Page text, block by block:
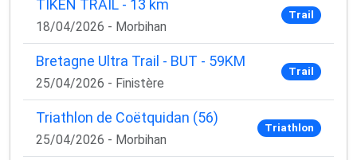
TIKEN TRAIL - 13 km
18/04/2026 - Morbihan
Trail
Bretagne Ultra Trail - BUT - 59KM
25/04/2026 - Finistère
Trail
Triathlon de Coëtquidan (56)
25/04/2026 - Morbihan
Triathlon